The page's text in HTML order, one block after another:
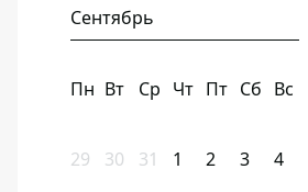
Сентябрь
Пн Вт Ср Чт Пт Сб Вс
29 30 31 1 2 3 4